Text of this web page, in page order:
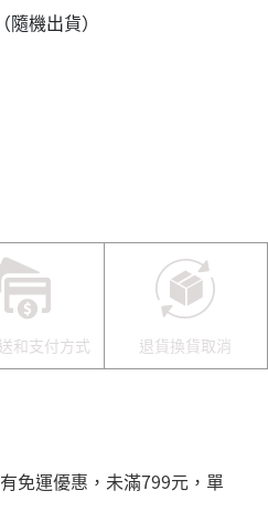
隨機出貨）
和支付方式 退貨換貨取消
免運優惠，未滿799元，單